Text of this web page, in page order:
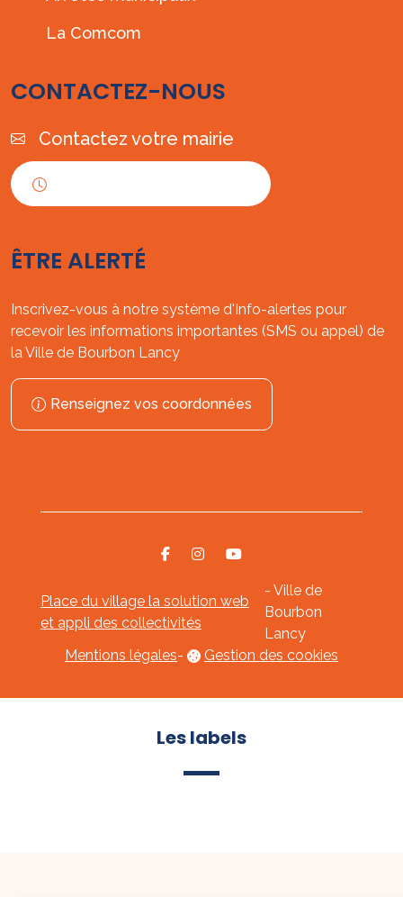
La Comcom
CONTACTEZ-NOUS
Contactez votre mairie
ÊTRE ALERTÉ
Inscrivez-vous à notre système d'Info-alertes pour
recevoir les informations importantes (SMS ou appel) de
la Ville de Bourbon Lancy
Renseignez vos coordonnées
Place du village la solution web
et appli des collectivités
- Ville de
Bourbon
Lancy
Mentions légales- Gestion des cookies
Les labels